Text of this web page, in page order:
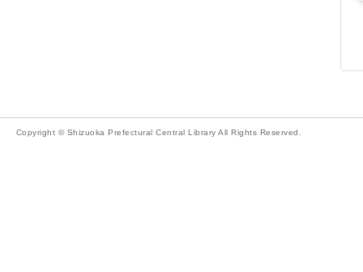
Copyright © Shizuoka Prefectural Central Library All Rights Reserved.